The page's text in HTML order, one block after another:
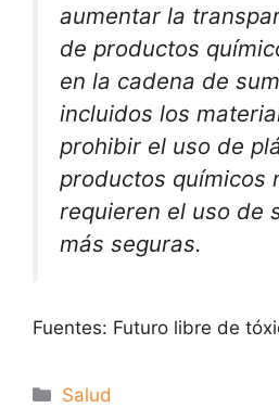
aumentar la
de productos
en la cadena de
incluidos los
prohibir el uso de
productos químicos
requieren el uso de
más seguras.
Fuentes: Futuro libre de
Categorías
Salud